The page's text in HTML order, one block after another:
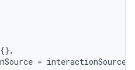
{},
= interactionSource